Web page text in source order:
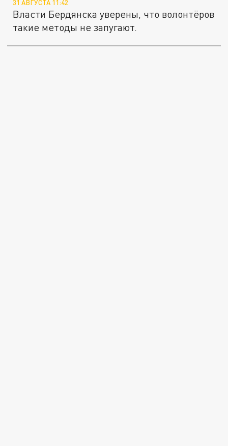
31 АВГУСТА 11:42
Власти Бердянска уверены, что волонтёров
такие методы не запугают.